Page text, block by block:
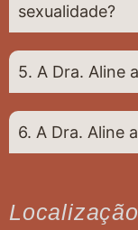
sexualidade?
5. A Dra. Aline
6. A Dra. Aline